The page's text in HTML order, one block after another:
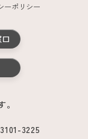
ーポリシー
3225